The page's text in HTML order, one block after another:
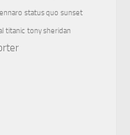
status quo sunset
titanic tony sheridan